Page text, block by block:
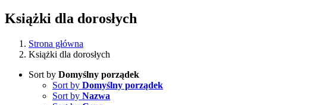
Książki dla dorosłych
Strona główna
Książki dla dorosłych
Sort by Domyślny porządek
Sort by Domyślny porządek
Sort by Nazwa